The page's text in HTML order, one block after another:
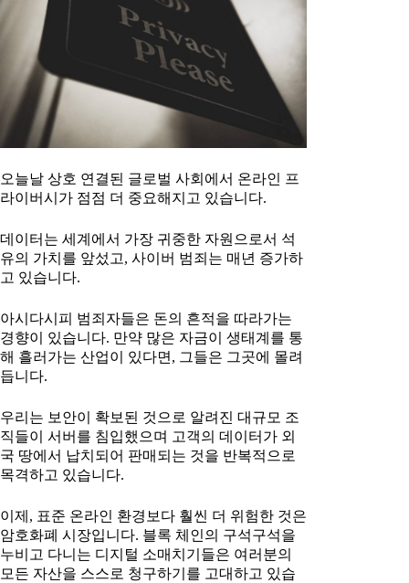
오늘날 상호 연결된 글로벌 사회에서 온라인 프
라이버시가 점점 더 중요해지고 있습니다.
데이터는 세계에서 가장 귀중한 자원으로서 석
유의 가치를 앞섰고, 사이버 범죄는 매년 증가하
고 있습니다.
아시다시피 범죄자들은 돈의 흔적을 따라가는
경향이 있습니다. 만약 많은 자금이 생태계를 통
해 흘러가는 산업이 있다면, 그들은 그곳에 몰려
듭니다.
우리는 보안이 확보된 것으로 알려진 대규모 조
직들이 서버를 침입했으며 고객의 데이터가 외
국 땅에서 납치되어 판매되는 것을 반복적으로
목격하고 있습니다.
이제, 표준 온라인 환경보다 훨씬 더 위험한 것은
암호화폐 시장입니다. 블록 체인의 구석구석을
누비고 다니는 디지털 소매치기들은 여러분의
모든 자산을 스스로 청구하기를 고대하고 있습